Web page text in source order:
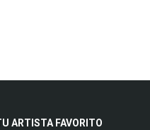
ARTISTA FAVORITO